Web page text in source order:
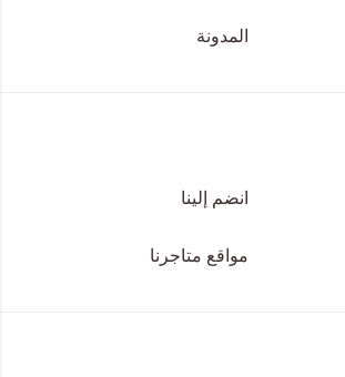
المدونة
انضم إلينا
مواقع متاجرنا